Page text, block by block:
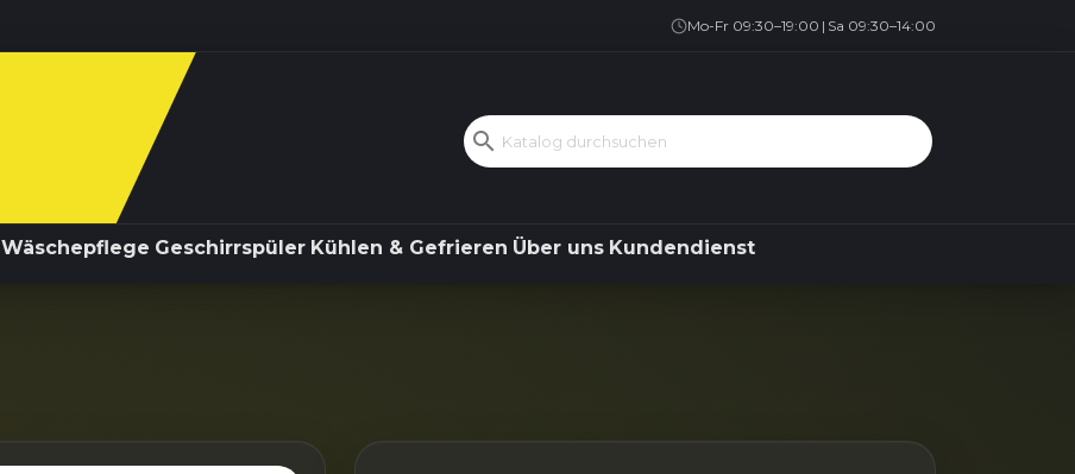
Mo-Fr 09:30–19:00 | Sa 09:30–14:00
search
Wäschepflege Geschirrspüler Kühlen & Gefrieren Über uns Kundendienst
Kühlen & Gefrieren